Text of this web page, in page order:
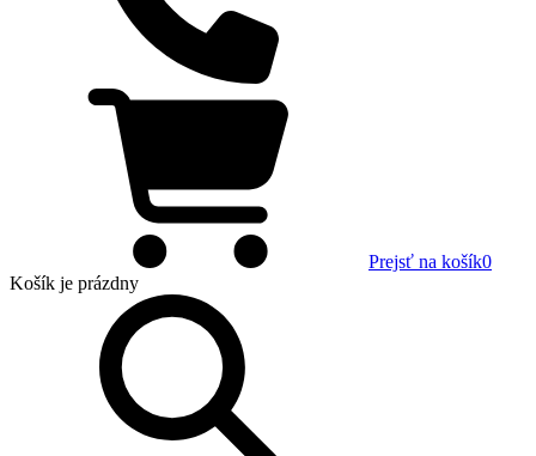
Prejsť na košík0
Košík je prázdny